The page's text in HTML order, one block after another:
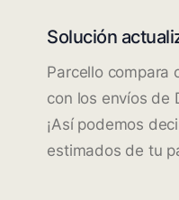
Solución
Parcello compara
con los envíos de
¡Así podemos
estimados de tu